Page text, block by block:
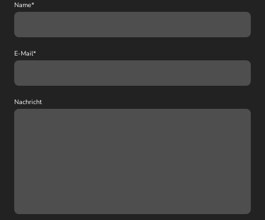
Name*
E-Mail*
Nachricht